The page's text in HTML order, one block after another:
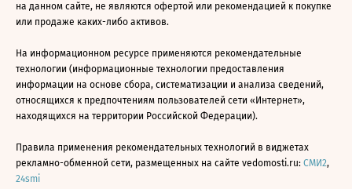
на данном сайте, не являются офертой или рекомендацией к покупке
или продаже каких-либо активов.
На информационном ресурсе применяются рекомендательные
технологии (информационные технологии предоставления
информации на основе сбора, систематизации и анализа сведений,
относящихся к предпочтениям пользователей сети «Интернет»,
находящихся на территории Российской Федерации).
Правила применения рекомендательных технологий в виджетах
рекламно-обменной сети, размещенных на сайте vedomosti.ru: СМИ2,
24smi